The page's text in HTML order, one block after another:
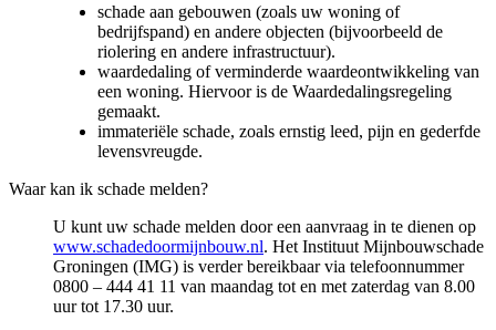
schade aan gebouwen (zoals uw woning of
bedrijfspand) en andere objecten (bijvoorbeeld de
riolering en andere infrastructuur).
waardedaling of verminderde waardeontwikkeling van
een woning. Hiervoor is de Waardedalingsregeling
gemaakt.
immateriële schade, zoals ernstig leed, pijn en gederfde
levensvreugde.
Waar kan ik schade melden?
U kunt uw schade melden door een aanvraag in te dienen op
www.schadedoormijnbouw.nl. Het Instituut Mijnbouwschade
Groningen (IMG) is verder bereikbaar via telefoonnummer
0800 – 444 41 11 van maandag tot en met zaterdag van 8.00
uur tot 17.30 uur.